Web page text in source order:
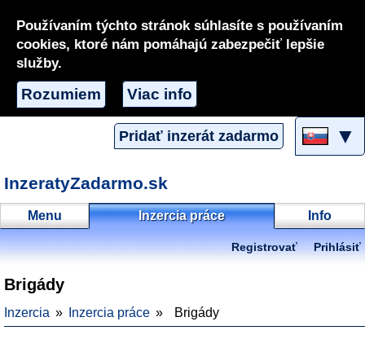
Používaním týchto stránok súhlasíte s používaním
cookies, ktoré nám pomáhajú zabezpečiť lepšie
služby.
Rozumiem Viac info
Pridať inzerát zadarmo ▼
InzeratyZadarmo.sk
Menu Inzercia práce Info
Registrovať Prihlásiť
Brigády
Inzercia Inzercia práce Brigády